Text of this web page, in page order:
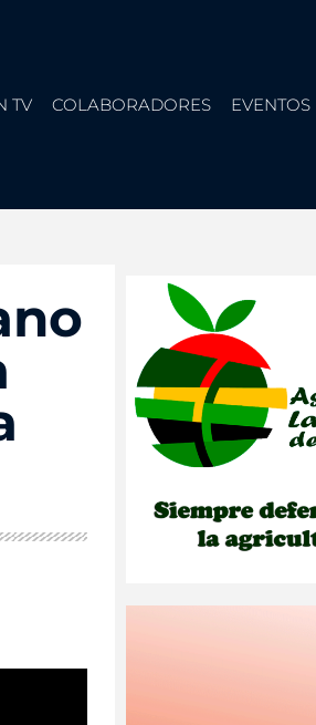
TV COLABORADORES EVENTOS